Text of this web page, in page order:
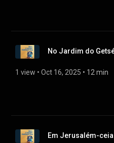
No Jardim do
1 view • Oct 16, 2025 • 12 min
Em Jerusalém-